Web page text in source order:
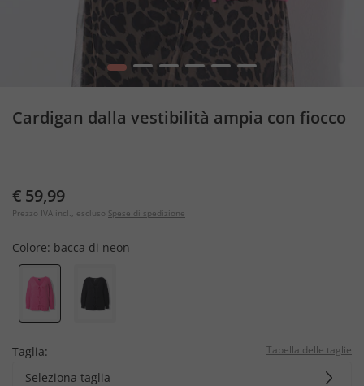
1 2 3 4 5 6
Cardigan dalla vestibilità ampia con fiocco
€ 59,99
Prezzo IVA incl., escluso Spese di spedizione
Colore: bacca di neon
Taglia: Tabella delle taglie
Seleziona taglia